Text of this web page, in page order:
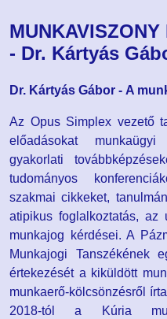
- Dr. Kártyás
Dr. Kártyás Gábor - A
Az Opus Simplex vezető
előadásokat munkaügyi
gyakorlati
tudományos
szakmai cikkeket,
atipikus foglalkoztatás,
munkajog kérdései. A
Munkajogi Tanszékének
értekezését a kiküldött
munkaerő-kölcsönzésről
2018-tól a Kúria